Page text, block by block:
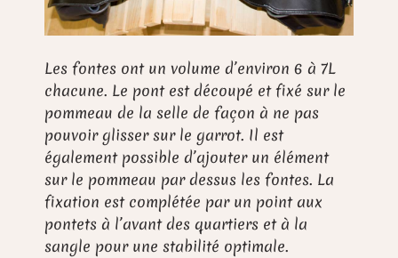
Les fontes ont un volume d’environ 6 à 7L
chacune. Le pont est découpé et fixé sur le
pommeau de la selle de façon à ne pas
pouvoir glisser sur le garrot. Il est
également possible d’ajouter un élément
sur le pommeau par dessus les fontes. La
fixation est complétée par un point aux
pontets à l’avant des quartiers et à la
sangle pour une stabilité optimale.